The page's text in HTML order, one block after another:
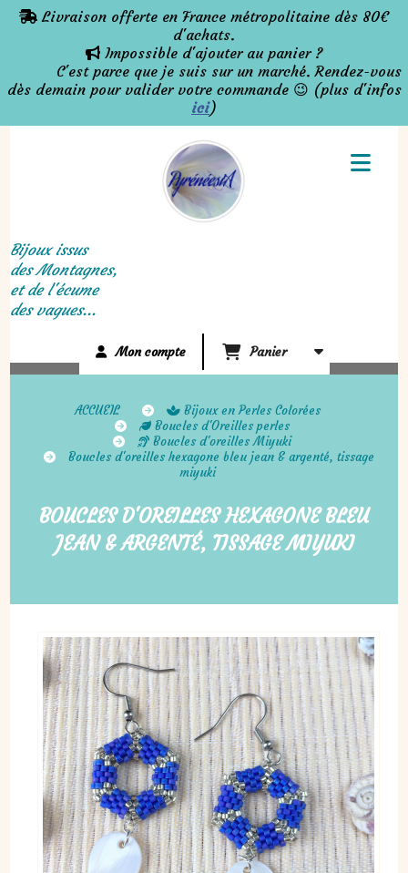
 Livraison offerte en France métropolitaine dès 80€
d'achats.
 Impossible d'ajouter au panier ?
C'est parce que je suis sur un marché. Rendez-vous
dès demain pour valider votre commande 😉 (plus d'infos
ici)
Bijoux issus
des Montagnes,
et de l'écume
des vagues...
Mon compte Panier
ACCUEIL
Bijoux en Perles Colorées
Boucles d'Oreilles perles
Boucles d'oreilles Miyuki
Boucles d'oreilles hexagone bleu jean & argenté, tissage
miyuki
BOUCLES D'OREILLES HEXAGONE BLEU
JEAN & ARGENTÉ, TISSAGE MIYUKI
Panneau de gestion des cookies